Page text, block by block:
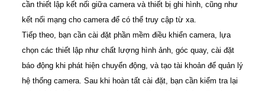
cần thiết lập kết nối giữa camera và thiết bị ghi hình, cũng như
kết nối mạng cho camera để có thể truy cập từ xa.
Tiếp theo, bạn cần cài đặt phần mềm điều khiển camera, lựa
chọn các thiết lập như chất lượng hình ảnh, góc quay, cài đặt
báo động khi phát hiện chuyển động, và tạo tài khoản để quản lý
hệ thống camera. Sau khi hoàn tất cài đặt, bạn cần kiểm tra lại